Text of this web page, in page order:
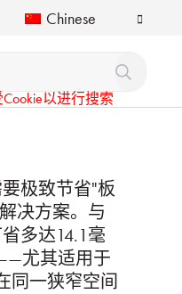
Chinese
以进行搜索
极致节省"板
决方案。与
多达14.1毫
尤其适用于
同一狭窄空间